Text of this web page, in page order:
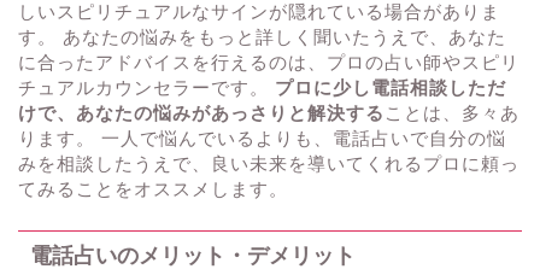
しいスピリチュアルなサインが隠れている場合がありま
す。 あなたの悩みをもっと詳しく聞いたうえで、あなた
に合ったアドバイスを行えるのは、プロの占い師やスピリ
チュアルカウンセラーです。 プロに少し電話相談しただ
けで、あなたの悩みがあっさりと解決する ことは、多々あ
ります。 一人で悩んでいるよりも、電話占いで自分の悩
みを相談したうえで、良い未来を導いてくれるプロに頼っ
てみることをオススメします。
電話占いのメリット・デメリット